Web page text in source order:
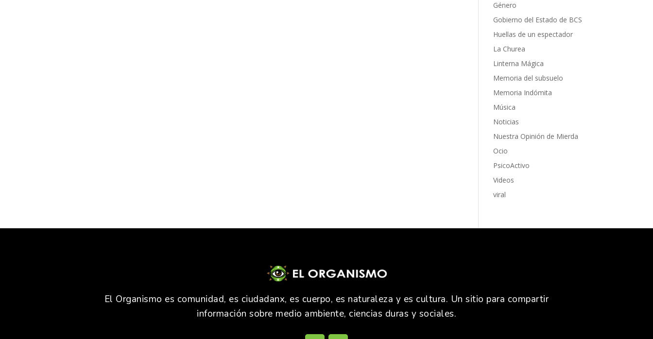
Género
Gobierno del Estado de BCS
Huellas de un espectador
La Churea
Linterna Mágica
Memoria del subsuelo
Memoria Indómita
Música
Noticias
Nuestra Opinión de Mierda
Ocio
PsicoActivo
Videos
viral
El Organismo es comunidad, es ciudadanx, es cuerpo, es naturaleza y es cultura. Un sitio para compartir
información sobre medio ambiente, ciencias duras y sociales.